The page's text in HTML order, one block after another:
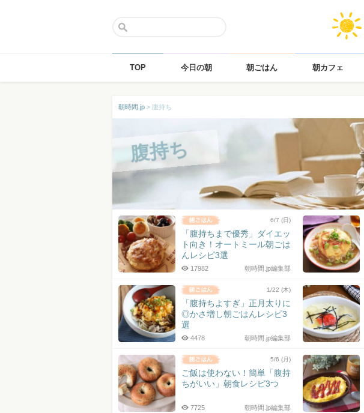
TOP 今日の朝 朝ごはん 朝カフェ
朝時間.jp > 腹持ち
腹持ち
6/7 (日)
「腹持ちまで優秀」ダイエッ
ト向き！オートミール朝ごは
んレシピ3選
朝時間.jp編集部
17982
1/22 (木)
「腹持ちよすぎ」正月太りに
◎かさ増し朝ごはんレシピ3
選
朝時間.jp編集部
4478
5/6 (月)
ご飯は使わない！簡単「腹持
ちがいい」朝食レシピ3つ
朝時間.jp編集部
7725